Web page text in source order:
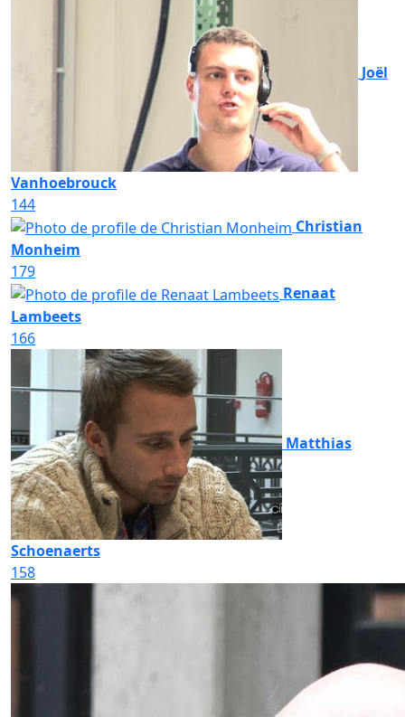
Joël
Vanhoebrouck
144
Christian
Monheim
179
Renaat
Lambeets
166
Matthias
Schoenaerts
158